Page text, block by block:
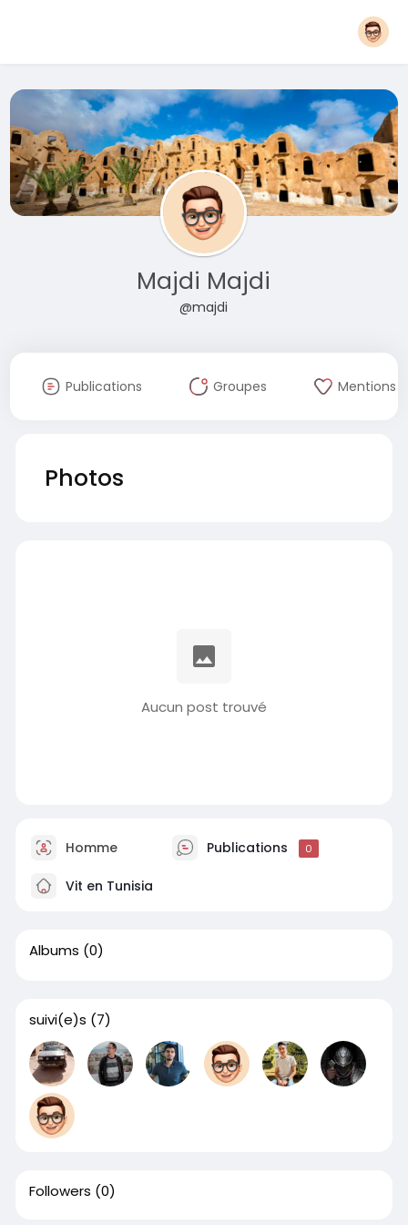
Majdi Majdi
@majdi
Publications Groupes Mentions
Photos
Aucun post trouvé
Homme Publications 0
Vit en Tunisia
Albums (0)
suivi(e)s (7)
Followers (0)